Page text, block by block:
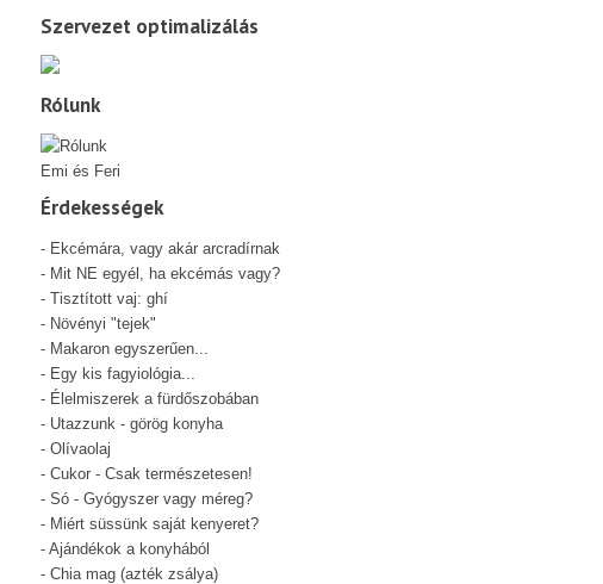
Szervezet optimalizálás
Rólunk
Emi és Feri
Érdekességek
- Ekcémára, vagy akár arcradírnak
- Mit NE egyél, ha ekcémás vagy?
- Tisztított vaj: ghí
- Növényi "tejek"
- Makaron egyszerűen...
- Egy kis fagyiológia...
- Élelmiszerek a fürdőszobában
- Utazzunk - görög konyha
- Olívaolaj
- Cukor - Csak természetesen!
- Só - Gyógyszer vagy méreg?
- Miért süssünk saját kenyeret?
- Ajándékok a konyhából
- Chia mag (azték zsálya)